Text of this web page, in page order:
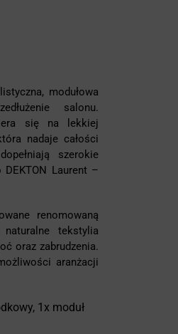
modułowa
salonu.
się na lekkiej
nadaje całości
szerokie
Laurent –
renomowaną
tekstylia
oraz zabrudzenia.
aranżacji
1x moduł